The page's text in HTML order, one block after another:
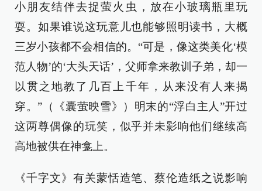
小朋友结伴去捉萤火虫，放在小玻璃瓶里玩
耍。如果谁说这玩意儿也能够照明读书，大概
三岁小孩都不会相信的。“可是，像这类美化‘模
范人物’的‘大头天话’，父师拿来教训子弟，却一
以贯之地教了几百上千年，从来没有人来揭
穿。”（《囊萤映雪》）明末的“浮白主人”开过
这两尊偶像的玩笑，似乎并未影响他们继续高
高地被供在神龛上。
《千字文》有关蒙恬造笔、蔡伦造纸之说影响